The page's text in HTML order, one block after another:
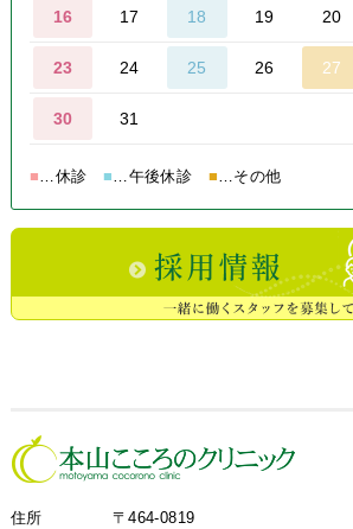
16 17 18 19 20
23 24 25 26 27
30 31
■…休診 ■…午後休診 ■…その他
住所
〒464-0819